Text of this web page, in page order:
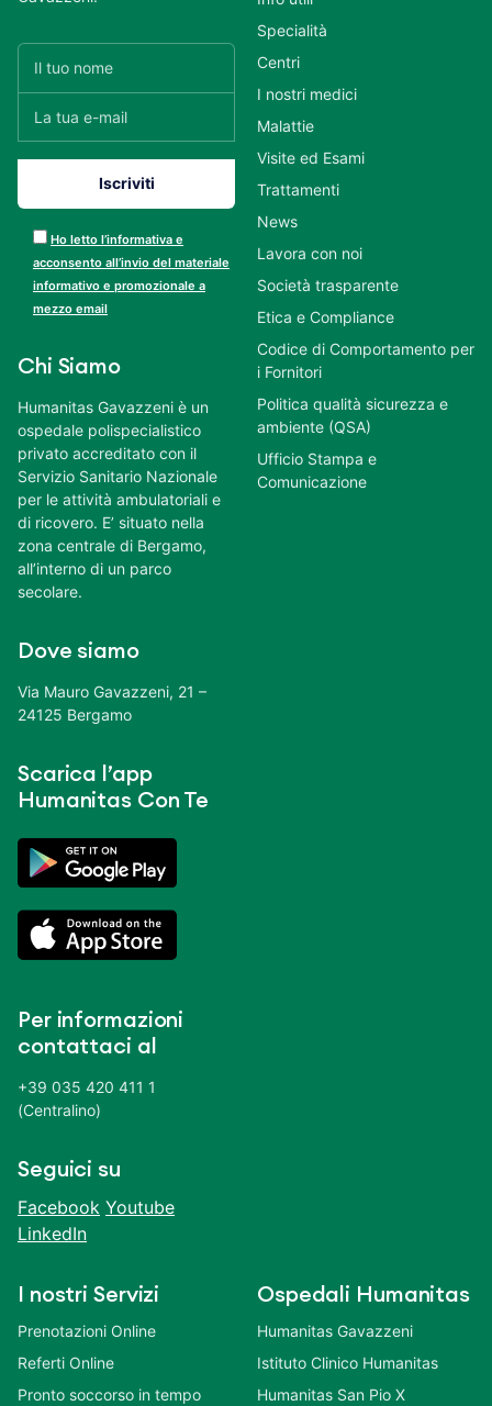
Ho letto l’informativa e
acconsento all’invio del materiale
informativo e promozionale a
mezzo email
Chi Siamo
Humanitas Gavazzeni è un
ospedale polispecialistico
privato accreditato con il
Servizio Sanitario Nazionale
per le attività ambulatoriali e
di ricovero. E’ situato nella
zona centrale di Bergamo,
all’interno di un parco
secolare.
Dove siamo
Via Mauro Gavazzeni, 21 –
24125 Bergamo
Scarica l’app
Humanitas Con Te
Per informazioni
contattaci al
+39 035 420 411 1
(Centralino)
Seguici su
Facebook Youtube
LinkedIn
Specialità
Centri
I nostri medici
Malattie
Visite ed Esami
Trattamenti
News
Lavora con noi
Società trasparente
Etica e Compliance
Codice di Comportamento per
i Fornitori
Politica qualità sicurezza e
ambiente (QSA)
Ufficio Stampa e
Comunicazione
I nostri Servizi
Prenotazioni Online
Referti Online
Pronto soccorso in tempo
Ospedali Humanitas
Humanitas Gavazzeni
Istituto Clinico Humanitas
Humanitas San Pio X